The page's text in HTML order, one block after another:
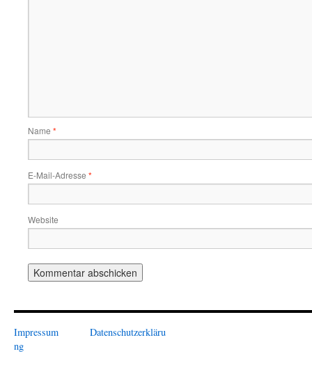
Name *
E-Mail-Adresse *
Website
Impressum
Datenschutzerkläru
ng